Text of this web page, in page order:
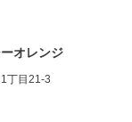
オレンジ
丁目21-3